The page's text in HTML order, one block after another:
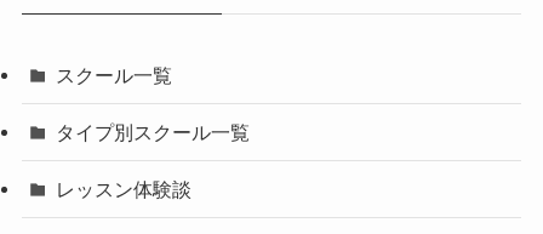
スクール一覧
タイプ別スクール一覧
レッスン体験談